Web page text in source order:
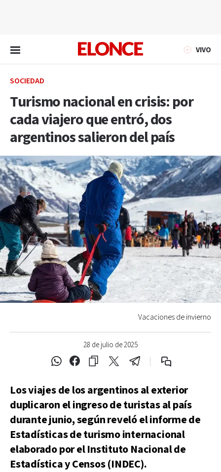
VIVO
SOCIEDAD
Turismo nacional en crisis: por
cada viajero que entró, dos
argentinos salieron del país
28 de julio de 2025
Vacaciones de invierno
Los viajes de los argentinos al exterior
duplicaron el ingreso de turistas al país
durante junio, según reveló el informe de
Estadísticas de turismo internacional
elaborado por el Instituto Nacional de
Estadística y Censos (INDEC).